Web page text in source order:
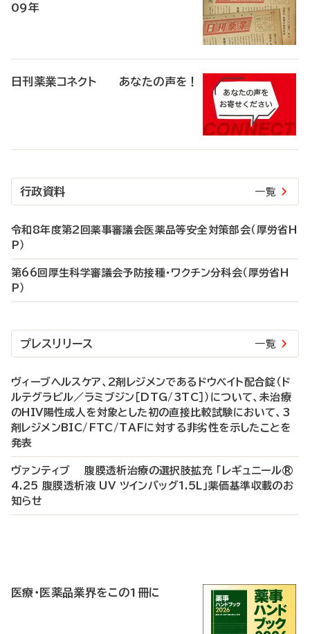
09年
日刊薬業コネクト あなたの声を！
行政資料 一覧
令和8年度第2回薬事審議会医薬品等安全対策部会（厚労省H
P）
第66回厚生科学審議会予防接種・ワクチン分科会（厚労省H
P）
プレスリリース 一覧
ヴィーブヘルスケア、2剤レジメンであるドウベイト配合錠（ド
ルテグラビル／ラミブジン［DTG/3TC］）について、未治療
のHIV陽性成人を対象とした初の直接比較試験において、3
剤レジメンBIC/FTC/TAFに対する非劣性を示したことを
発表
ヴァンティブ 腹膜透析治療の選択肢拡充 「レギュニール®
4.25 腹膜透析液 UV ツインバッグ1.5L」薬価基準収載のお
知らせ
医療・医薬品業界をこの1冊に